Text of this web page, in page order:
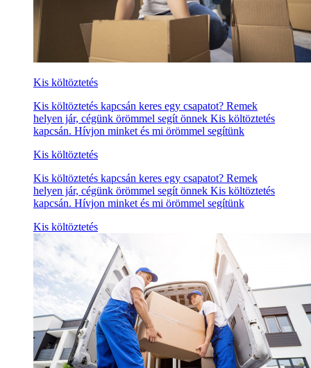
Kis költöztetés
Kis költöztetés kapcsán keres egy csapatot? Remek
helyen jár, cégünk örömmel segít önnek Kis költöztetés
kapcsán. Hívjon minket és mi örömmel segítünk
Kis költöztetés
Kis költöztetés kapcsán keres egy csapatot? Remek
helyen jár, cégünk örömmel segít önnek Kis költöztetés
kapcsán. Hívjon minket és mi örömmel segítünk
Kis költöztetés